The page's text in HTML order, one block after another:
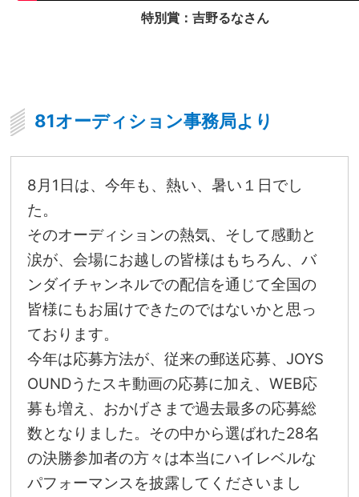
特別賞：吉野るなさん
81オーディション事務局より
8月1日は、今年も、熱い、暑い１日でし
た。
そのオーディションの熱気、そして感動と
涙が、会場にお越しの皆様はもちろん、バ
ンダイチャンネルでの配信を通じて全国の
皆様にもお届けできたのではないかと思っ
ております。
今年は応募方法が、従来の郵送応募、JOYS
OUNDうたスキ動画の応募に加え、WEB応
募も増え、おかげさまで過去最多の応募総
数となりました。その中から選ばれた28名
の決勝参加者の方々は本当にハイレベルな
パフォーマンスを披露してくださいまし